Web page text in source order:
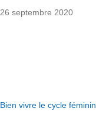
26 septembre 2020
Bien vivre le cycle féminin